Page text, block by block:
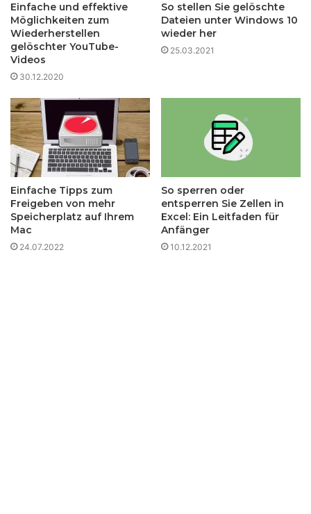
Einfache und effektive
Möglichkeiten zum
Wiederherstellen
gelöschter YouTube-
Videos
30.12.2020
So stellen Sie gelöschte
Dateien unter Windows 10
wieder her
25.03.2021
Einfache Tipps zum
Freigeben von mehr
Speicherplatz auf Ihrem
Mac
24.07.2022
So sperren oder
entsperren Sie Zellen in
Excel: Ein Leitfaden für
Anfänger
10.12.2021